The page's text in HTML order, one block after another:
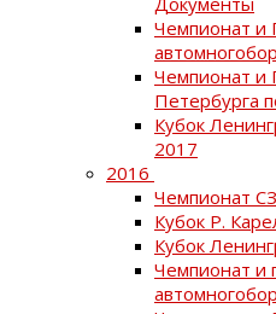
Чемпионат и
Чемпионат и
Петербурга
Кубок
2017
2016
Чемпионат
Кубок Р.
Кубок
Чемпионат и